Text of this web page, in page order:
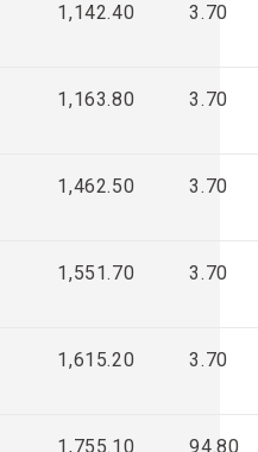
1,142.40 3.70
1,163.80 3.70
1,462.50 3.70
1,551.70 3.70
1,615.20 3.70
1,755.10 94.80